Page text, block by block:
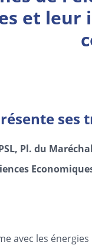
et leur
Pl. du
avec les